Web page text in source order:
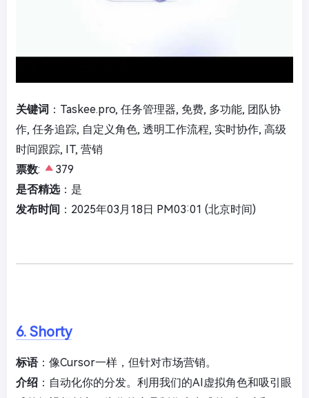
关键词 ：Taskee.pro, 任务管理器, 免费, 多功能, 团队协
作, 任务追踪, 自定义角色, 透明工作流程, 实时协作, 高级
时间跟踪, IT, 营销
票数:
379
是否精选：是
发布时间 ：2025年03月18日 PM03:01 (北京时间)
6. Shorty
标语：像Cursor一样，但针对市场营销。
介绍 ：自动化你的分发。利用我们的AI虚拟角色和吸引眼